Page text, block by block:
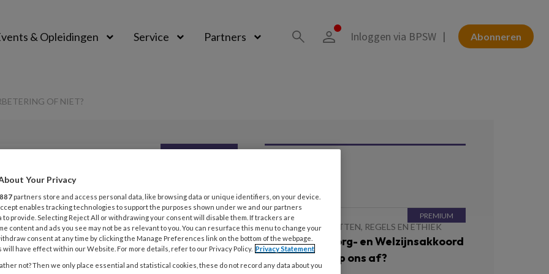
& Opleidingen Service Partners Abonneren
Inloggen via BPSW
OF NIET?
Opslaan
23 MEI 2026 WETTEN, REGELS EN ETHIEK
Aanvullend Zorg- en Welzijnsakkoord
Wat komt er op ons af?
Your Privacy
887 partners store and access personal data, like browsing data or unique identifiers, on your device.
enables tracking technologies to support the purposes shown under we and our partners
to provide. Selecting Reject All or withdrawing your consent will disable them. If trackers are
content and ads you see may not be as relevant to you. You can resurface this menu to change your
consent at any time by clicking the Manage Preferences link on the bottom of the webpage.
will have effect within our Website. For more details, refer to our Privacy Policy. Privacy Statement
not? Then we only place essential and statistical cookies, these do not record any data about you